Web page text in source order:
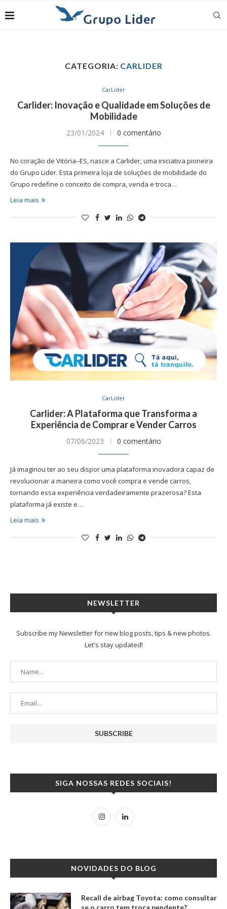
CATEGORIA: CARLIDER
CarLider
Carlider: Inovação e Qualidade em Soluções de
Mobilidade
23/01/2024 0 comentário
No coração de Vitória–ES, nasce a Carlider, uma iniciativa pioneira
do Grupo Lider. Esta primeira loja de soluções de mobilidade do
Grupo redefine o conceito de compra, venda e troca…
Leia mais
CarLider
Carlider: A Plataforma que Transforma a
Experiência de Comprar e Vender Carros
07/06/2023 0 comentário
Já imaginou ter ao seu dispor uma plataforma inovadora capaz de
revolucionar a maneira como você compra e vende carros,
tornando essa experiência verdadeiramente prazerosa? Esta
plataforma já existe e…
Leia mais
NEWSLETTER
Subscribe my Newsletter for new blog posts, tips & new photos.
Let's stay updated!
SIGA NOSSAS REDES SOCIAIS!
NOVIDADES DO BLOG
Recall de airbag Toyota: como consultar
se o carro tem troca pendente?